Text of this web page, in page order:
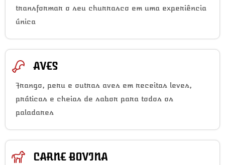
transformar o seu churrasco em uma experiência
única
AVES
Frango, peru e outras aves em receitas leves,
práticas e cheias de sabor para todos os
paladares
CARNE BOVINA